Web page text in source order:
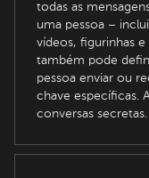
todas as
uma pessoa –
vídeos, figurinhas
também pode
pessoa enviar ou
chave específicas.
conversas secretas.